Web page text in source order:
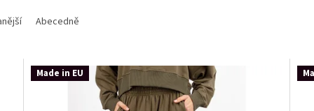
Abecedně
Made in EU